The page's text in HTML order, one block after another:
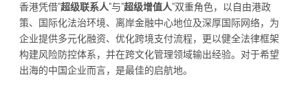
香港凭借"超级联系人"与"超级增值人"双重角色，以自由港政
策、国际化法治环境、离岸金融中心地位及深厚国际网络，为
企业提供多元化融资、优化跨境支付流程，更以健全法律框架
构建风险防控体系，并在跨文化管理领域输出经验。对于希望
出海的中国企业而言，是最佳的启航地。